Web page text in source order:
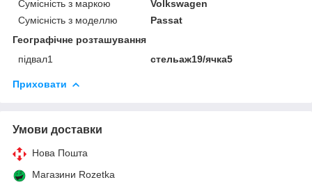
Сумісність з маркою
Volkswagen
Сумісність з моделлю
Passat
Географічне розташування
підвал1
стельаж19/ячка5
Приховати
Умови доставки
Нова Пошта
Магазини Rozetka